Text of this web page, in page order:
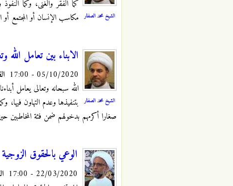
الشيخ محمد الصفار
كما الفقر والغنى، وكما
مكاسب الإنسان أو المجتمع أو
الشيخ محمد الصفار
الابناء بين تعامل الله
05/10/2020 - 17:00
الله سبحانه وتعالى يعامل
بتنفيذها وعدم التهاون
صغارا أكرمهم بدخولهم ضمن فئة المخاطبين
الوعي بالحقوق الزوجية
22/03/2020 - 17:00